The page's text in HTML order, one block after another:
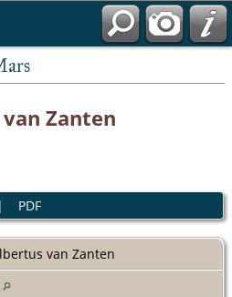
Zanten
PDF
van Zanten